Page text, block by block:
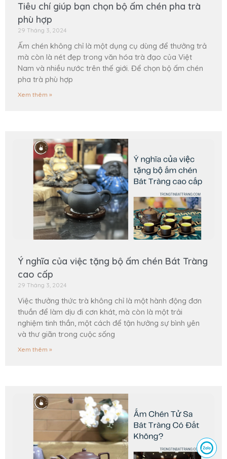
Tiêu chí giúp bạn chọn bộ ấm chén pha trà
phù hợp
29 Tháng 3, 2024
Ấm chén không chỉ là một dụng cụ dùng để thưởng trả
mà còn là nét đẹp trong văn hóa trà đạo của Việt
Nam và nhiều nước trên thế giới. Để chọn bộ ấm chén
pha trà phù hợp
Xem thêm »
Ý nghĩa của việc tặng bộ ấm chén Bát Tràng
cao cấp
29 Tháng 3, 2024
Việc thưởng thức trà không chỉ là một hành động đơn
thuần để làm dịu đi cơn khát, mà còn là một trải
nghiệm tinh thần, một cách để tận hưởng sự bình yên
và thư giãn trong cuộc sống
Xem thêm »